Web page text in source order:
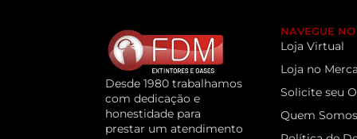
Desde 1980 trabalhamos
com dedicação e
honestidade para
prestar um atendimento
NAVEGUE NO
Loja Virtual
Loja no
Solicite seu
Quem Somos